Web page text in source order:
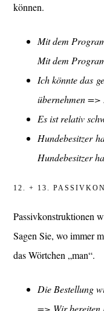
können.
Mit dem
Mit dem
Ich könnte das
übernehmen =>
Es ist relativ
Hundebesitzer
Hundebesitzer
12. + 13.
Passivkonstruktionen
Sagen Sie, wo immer
das Wörtchen „man“.
Die Bestellung
=> Wir bereiten